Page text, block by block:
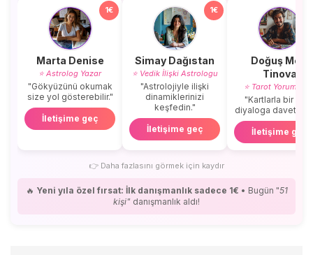
1€
Marta Denise
⭐ Astrolog Yazar
"Gökyüzünü okumak
size yol gösterebilir."
İletişime geç
1€
Simay Dağıstan
⭐ Vedik İlişki Astrologu
"Astrolojiyle ilişki
dinamiklerinizi
keşfedin."
İletişime geç
Doğuş Mert
Tinova
⭐ Tarot
"Kartlarla bir
diyaloga
İletişime geç
👉Daha fazlasını görmek için kaydır
🔥 Yeni yıla özel fırsat: İlk danışmanlık sadece 1€ • Bugün "51
kişi" danışmanlık aldı!